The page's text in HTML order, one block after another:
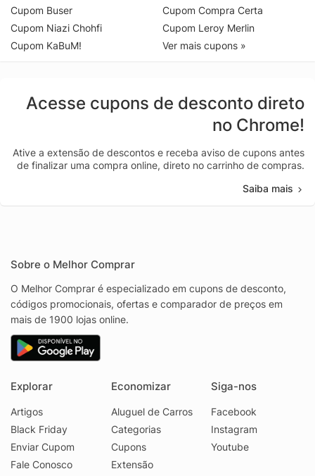
Cupom Buser
Cupom Niazi Chohfi
Cupom KaBuM!
Cupom Compra Certa
Cupom Leroy Merlin
Ver mais cupons »
Acesse cupons de desconto direto
no Chrome!
Ative a extensão de descontos e receba aviso de cupons antes
de finalizar uma compra online, direto no carrinho de compras.
Saiba mais
Sobre o Melhor Comprar
O Melhor Comprar é especializado em cupons de desconto,
códigos promocionais, ofertas e comparador de preços em
mais de 1900 lojas online.
Explorar
Artigos
Black Friday
Enviar Cupom
Fale Conosco
Economizar
Aluguel de Carros
Categorias
Cupons
Extensão
Siga-nos
Facebook
Instagram
Youtube